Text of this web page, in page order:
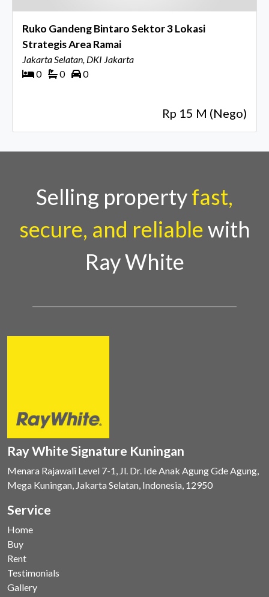
Ruko Gandeng Bintaro Sektor 3 Lokasi
Strategis Area Ramai
Jakarta Selatan, DKI Jakarta
0
0 0
Rp 15 M (Nego)
Selling propertyfast,
secure, and reliablewith
Ray White
Ray White Signature Kuningan
Menara Rajawali Level 7-1, Jl. Dr. Ide Anak Agung Gde Agung,
Mega Kuningan, Jakarta Selatan, Indonesia, 12950
Service
Home
Buy
Rent
Testimonials
Gallery